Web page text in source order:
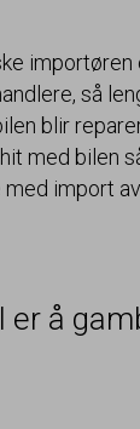
så
blir
med bilen
import
å